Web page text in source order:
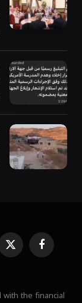
فيسبوك X
the financial